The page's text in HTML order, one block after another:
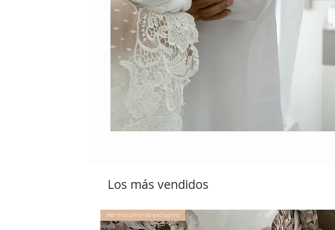
Los más vendidos
Hermosamente exclusivo